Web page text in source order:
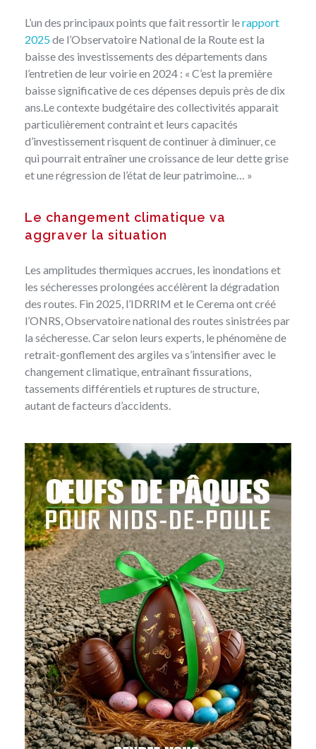
L’un des principaux points que fait ressortir lerapport
2025de l’Observatoire National de la Route est la
baisse des investissements des départements dans
l’entretien de leur voirie en 2024 : « C’est la première
baisse significative de ces dépenses depuis près de dix
ans.Le contexte budgétaire des collectivités apparait
particulièrement contraint et leurs capacités
d’investissement risquent de continuer à diminuer, ce
qui pourrait entraîner une croissance de leur dette grise
et une régression de l’état de leur patrimoine… »
Le changement climatique va
aggraver la situation
Les amplitudes thermiques accrues, les inondations et
les sécheresses prolongées accélèrent la dégradation
des routes. Fin 2025, l’IDRRIM et le Cerema ont créé
l’ONRS, Observatoire national des routes sinistrées par
la sécheresse. Car selon leurs experts, le phénomène de
retrait-gonflement des argiles va s’intensifier avec le
changement climatique, entraînant fissurations,
tassements différentiels et ruptures de structure,
autant de facteurs d’accidents.